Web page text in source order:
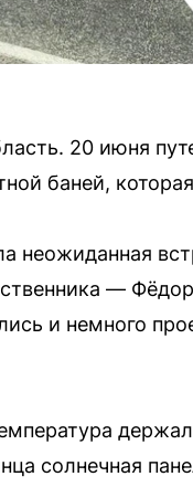
20 июня
баней,
неожиданная
—
и немного
солнечная